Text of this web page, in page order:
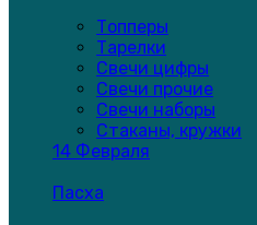
Топперы
Тарелки
Свечи цифры
Свечи прочие
Свечи наборы
Стаканы, кружки
14 Февраля
Пасха